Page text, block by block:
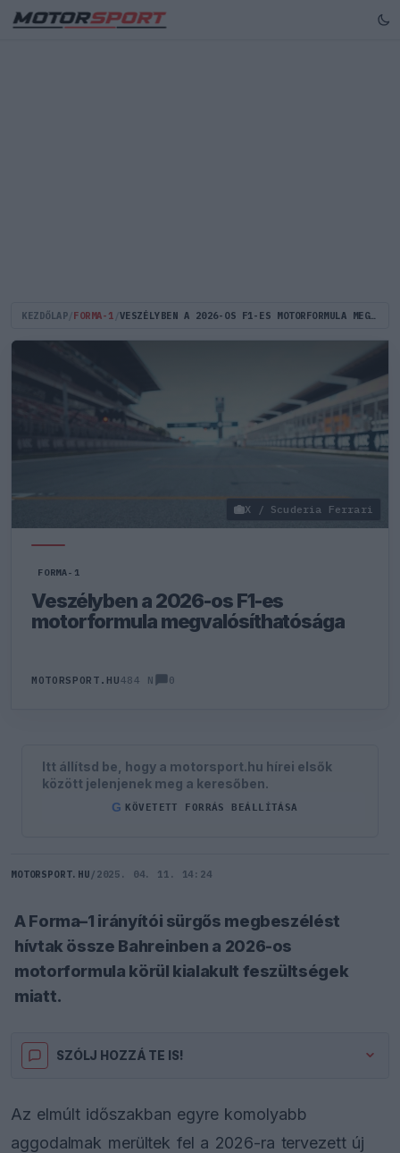
KEZDŐLAP FORMA-1 VESZÉLYBEN A 2026-OS F1-ES MOTORFORMULA MEGVALÓSÍTHATÓSÁGA
X / Scuderia Ferrari
FORMA-1
Veszélyben a 2026-os F1-es
motorformula megvalósíthatósága
MOTORSPORT.HU484 N 0
Itt állítsd be, hogy a motorsport.hu hírei elsők
között jelenjenek meg a keresőben.
G KÖVETETT FORRÁS BEÁLLÍTÁSA
MOTORSPORT.HU / 2025. 04. 11. 14:24
A Forma–1 irányítói sürgős megbeszélést
hívtak össze Bahreinben a 2026-os
motorformula körül kialakult feszültségek
miatt.
SZÓLJ HOZZÁ TE IS!
Az elmúlt időszakban egyre komolyabb
aggodalmak merültek fel a 2026-ra tervezett új